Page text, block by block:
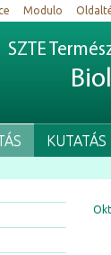
Modulo
SZTE
KUTATÁS